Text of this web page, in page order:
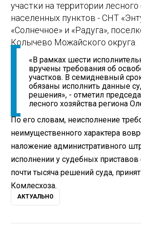
участки на территории
населенных пунктов - СНТ
«Солнечное» и «Радуга»,
Колычево Можайского округа.
«В рамках шести
вручены требования об
участков. В семидневный
обязаны исполнить данные
решения», - отметил
лесного хозяйства региона
По его словам, неисполнение
неимущественного характера
наложение административного
исполнении у судебных приставов
почти тысяча решений суда,
Комлесхоза.
АКТУАЛЬНО